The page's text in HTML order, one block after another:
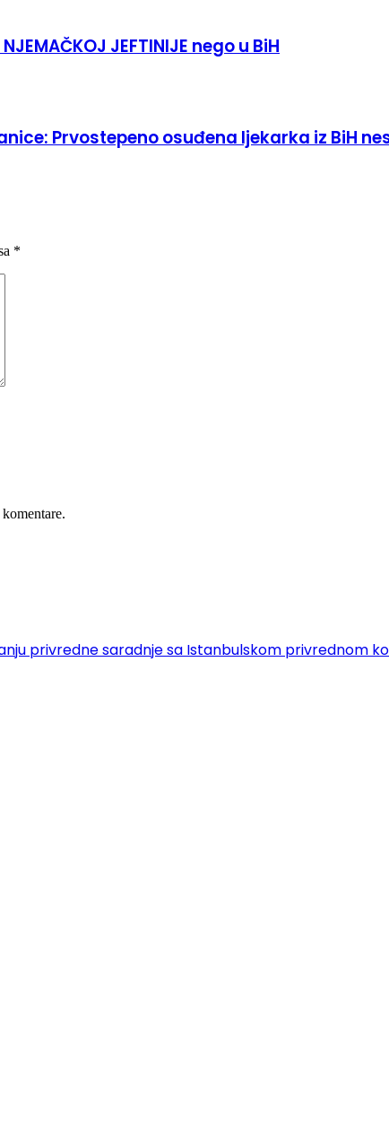
JEFTINIJE nego u BiH
Prvostepeno osuđena ljekarka iz BiH
*
privredne saradnje sa Istanbulskom privrednom